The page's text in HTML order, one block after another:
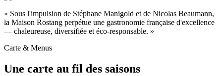
« Sous l'impulsion de Stéphane Manigold et de Nicolas Beaumann,
la Maison Rostang perpétue une gastronomie française d'excellence
— chaleureuse, diversifiée et éco-responsable. »
Carte & Menus
Une carte au fil des saisons